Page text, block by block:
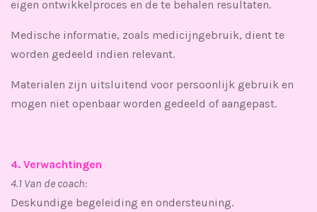
eigen ontwikkelproces en de te behalen resultaten.
Medische informatie, zoals medicijngebruik, dient te
worden gedeeld indien relevant.
Materialen zijn uitsluitend voor persoonlijk gebruik en
mogen niet openbaar worden gedeeld of aangepast.
4. Verwachtingen
4.1 Van de coach:
Deskundige begeleiding en ondersteuning.